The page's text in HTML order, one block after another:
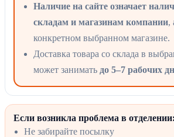
Наличие на сайте означает
складам и магазинам компании,
конкретном выбранном магазине.
Доставка товара со склада в
может занимать до 5–7 рабочих
Если возникла проблема в отделении:
Не забирайте посылку